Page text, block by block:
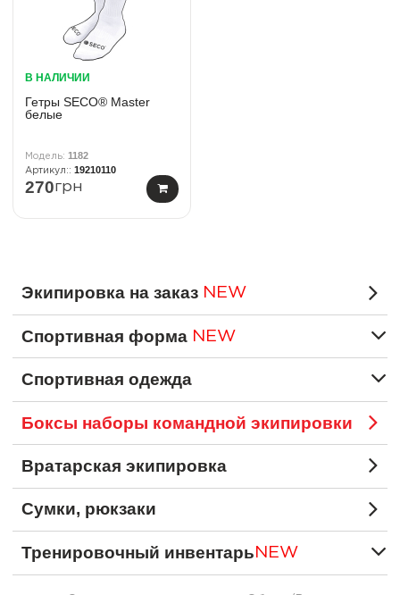
В НАЛИЧИИ
Гетры SECO® Master
белые
1182
19210110
270грн
Экипировка на заказ NEW
Спортивная форма NEW
Спортивная одежда
Боксы наборы командной экипировки
Вратарская экипировка
Сумки, рюкзаки
Тренировочный инвентарь NEW